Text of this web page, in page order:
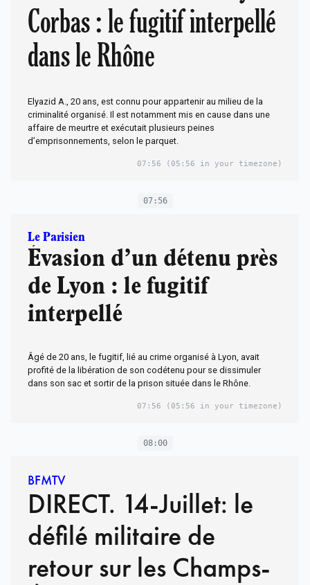
Corbas : le fugitif interpellé
dans le Rhône
Elyazid A., 20 ans, est connu pour appartenir au milieu de la
criminalité organisé. Il est notamment mis en cause dans une
affaire de meurtre et exécutait plusieurs peines
d’emprisonnements, selon le parquet.
07:56 (05:56 in your timezone)
07:56
Le Parisien
Évasion d’un détenu près
de Lyon : le fugitif
interpellé
Âgé de 20 ans, le fugitif, lié au crime organisé à Lyon, avait
profité de la libération de son codétenu pour se dissimuler
dans son sac et sortir de la prison située dans le Rhône.
07:56 (05:56 in your timezone)
08:00
BFMTV
DIRECT. 14-Juillet: le
défilé militaire de
retour sur les Champs-